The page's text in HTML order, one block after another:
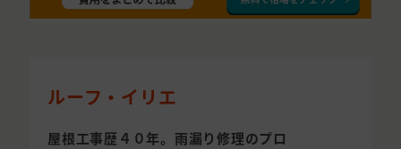
ルーフ・イリエ
屋根工事歴４０年。雨漏り修理のプロ